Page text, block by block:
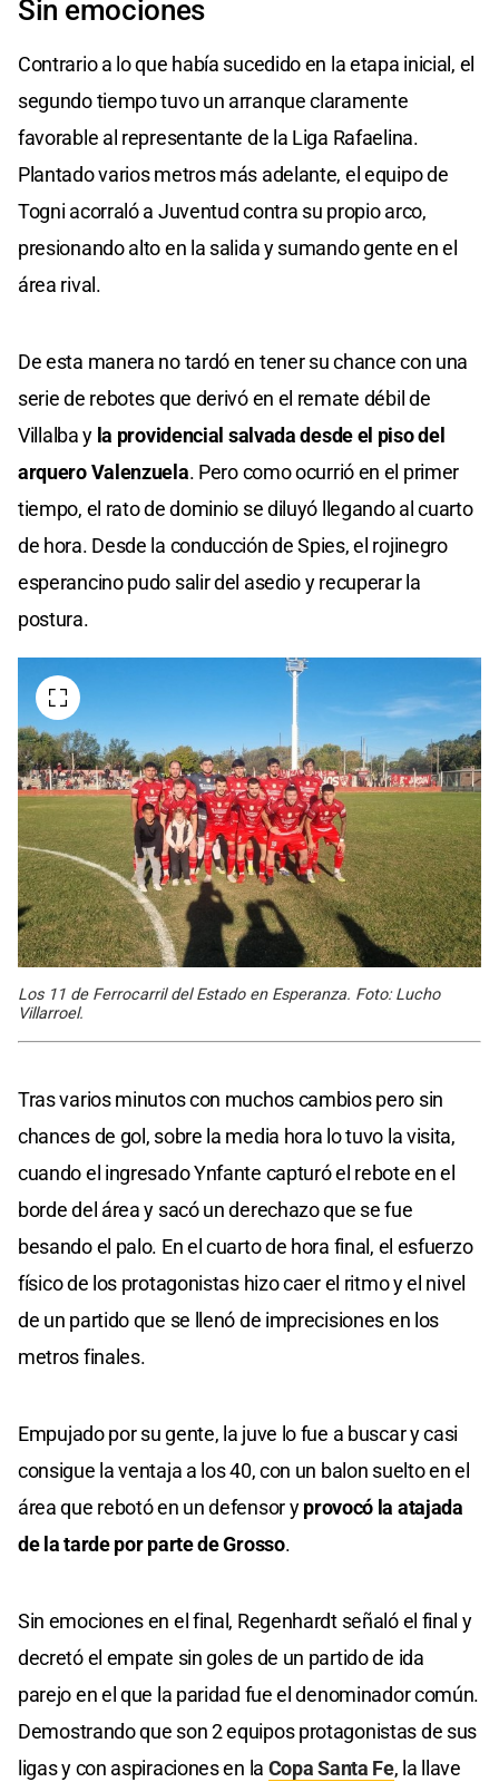
Sin emociones
Contrario a lo que había sucedido en la etapa inicial, el
segundo tiempo tuvo un arranque claramente
favorable al representante de la Liga Rafaelina.
Plantado varios metros más adelante, el equipo de
Togni acorraló a Juventud contra su propio arco,
presionando alto en la salida y sumando gente en el
área rival.
De esta manera no tardó en tener su chance con una
serie de rebotes que derivó en el remate débil de
Villalba y la providencial salvada desde el piso del
arquero Valenzuela. Pero como ocurrió en el primer
tiempo, el rato de dominio se diluyó llegando al cuarto
de hora. Desde la conducción de Spies, el rojinegro
esperancino pudo salir del asedio y recuperar la
postura.
Los 11 de Ferrocarril del Estado en Esperanza. Foto: Lucho
Villarroel.
Tras varios minutos con muchos cambios pero sin
chances de gol, sobre la media hora lo tuvo la visita,
cuando el ingresado Ynfante capturó el rebote en el
borde del área y sacó un derechazo que se fue
besando el palo. En el cuarto de hora final, el esfuerzo
físico de los protagonistas hizo caer el ritmo y el nivel
de un partido que se llenó de imprecisiones en los
metros finales.
Empujado por su gente, la juve lo fue a buscar y casi
consigue la ventaja a los 40, con un balon suelto en el
área que rebotó en un defensor yprovocó la atajada
de la tarde por parte de Grosso.
Sin emociones en el final, Regenhardt señaló el final y
decretó el empate sin goles de un partido de ida
parejo en el que la paridad fue el denominador común.
Demostrando que son 2 equipos protagonistas de sus
ligas y con aspiraciones en la Copa Santa Fe, la llave